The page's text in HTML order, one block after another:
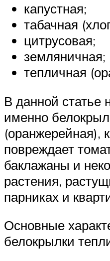
капустная;
табачная
цитрусовая;
земляничная;
тепличная
В данной статье
именно
(оранжерейная),
повреждает
баклажаны и
растения,
парниках и
Основные
белокрылки